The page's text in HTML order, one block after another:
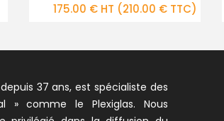
14.00 € HT (16.80 € TTC)
37 ans, est spécialiste des
» comme le Plexiglas. Nous